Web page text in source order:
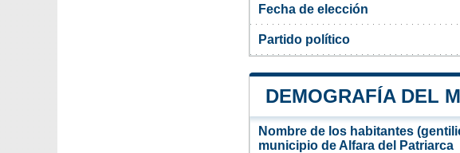
Fecha de elección
Partido político
DEMOGRAFÍA DEL
Nombre de los habitantes
municipio de Alfara del Patriarca